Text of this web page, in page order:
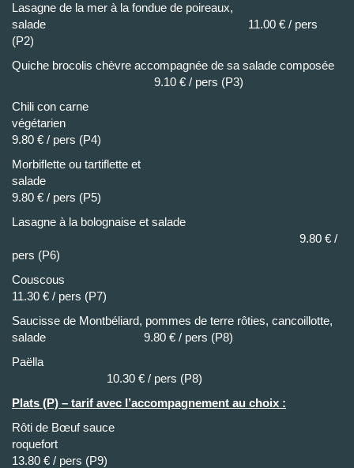
Lasagne de la mer à la fondue de poireaux,
salade 11.00 € / pers
(P2)
Quiche brocolis chèvre accompagnée de sa salade composée
9.10 € / pers (P3)
Chili con carne
9.80 € / pers (P4)
Morbiflette ou tartiflette et
salade
9.80 € / pers (P5)
Lasagne à la bolognaise et salade
9.80 € /
pers (P6)
11.30 € / pers (P7)
Saucisse de Montbéliard, pommes de terre rôties, cancoillotte,
salade 9.80 € / pers (P8)
10.30 € / pers (P8)
Plats (P) – tarif avec l’accompagnement au choix :
Rôti de Bœuf sauce
13.80 € / pers (P9)